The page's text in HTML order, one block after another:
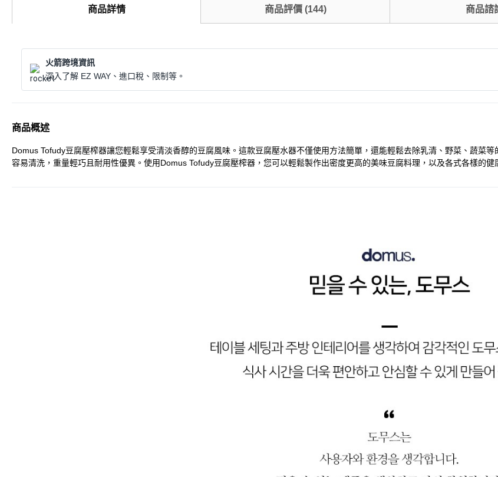
商品詳情 商品評價(144) 商品諮
火箭跨境資訊
深入了解 EZ WAY、進口稅、限制等。
商品概述
Domus Tofudy豆腐壓榨器讓您輕鬆享受清淡香醇的豆腐風味。這款豆腐壓水器不僅使用方法簡單，還能輕鬆去除乳清、野菜、蔬菜
容易清洗，重量輕巧且耐用性優異。使用Domus Tofudy豆腐壓榨器，您可以輕鬆製作出密度更高的美味豆腐料理，以及各式各樣的